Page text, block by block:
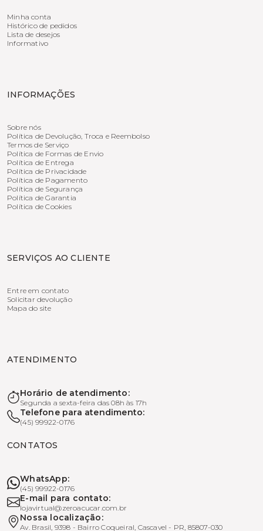
Minha conta
Histórico de pedidos
Lista de desejos
Informativo
INFORMAÇÕES
Sobre nós
Política de Devolução, Troca e Reembolso
Termos de Serviço
Política de Formas de Envio
Política de Entrega
Política de Privacidade
Política de Pagamento
Política de Segurança
Política de Garantia
Política de Cookies
SERVIÇOS AO CLIENTE
Entre em contato
Solicitar devolução
Mapa do site
ATENDIMENTO
Horário de atendimento:
Segunda a sexta-feira das 08h às 17h
Telefone para atendimento:
(45) 99922-0176
CONTATOS
WhatsApp:
(45) 99922-0176
E-mail para contato:
lojavirtual@zeroacucar.com.br
Nossa localização:
Av. Brasil, 9398 - Bairro Coqueiral, Cascavel - PR, 85807-030